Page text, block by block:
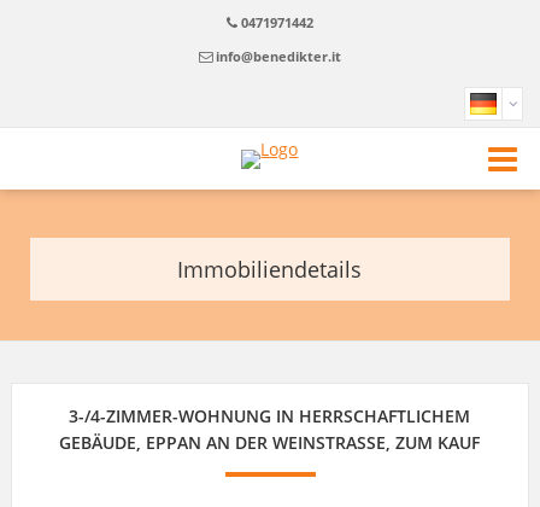
0471971442
info@benedikter.it
Immobiliendetails
3-/4-ZIMMER-WOHNUNG IN HERRSCHAFTLICHEM
GEBÄUDE, EPPAN AN DER WEINSTRASSE, ZUM KAUF